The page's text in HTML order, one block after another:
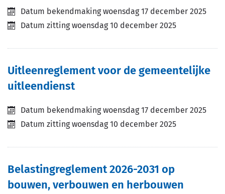
Datum bekendmakingwoensdag 17 december 2025
Datum zittingwoensdag 10 december 2025
Uitleenreglement voor de gemeentelijke
uitleendienst
Datum bekendmakingwoensdag 17 december 2025
Datum zittingwoensdag 10 december 2025
Belastingreglement 2026-2031 op
bouwen, verbouwen en herbouwen